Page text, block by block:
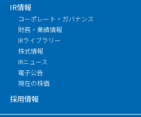
IR情報
コーポレート・ガバナンス
財務・業績情報
IRライブラリー
株式情報
IRニュース
電子公告
現在の株価
採用情報